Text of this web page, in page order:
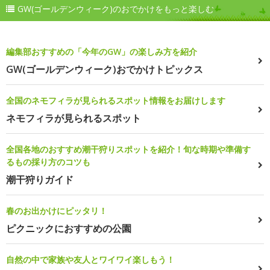
GW(ゴールデンウィーク)のおでかけをもっと楽しむ
編集部おすすめの「今年のGW」の楽しみ方を紹介
GW(ゴールデンウィーク)おでかけトピックス
全国のネモフィラが見られるスポット情報をお届けします
ネモフィラが見られるスポット
全国各地のおすすめ潮干狩りスポットを紹介！旬な時期や準備す
るもの採り方のコツも
潮干狩りガイド
春のお出かけにピッタリ！
ピクニックにおすすめの公園
自然の中で家族や友人とワイワイ楽しもう！